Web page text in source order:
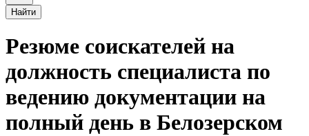
Найти
Резюме соискателей на
должность специалиста по
ведению документации на
полный день в Белозерском